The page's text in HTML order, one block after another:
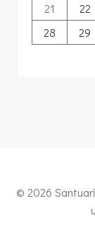
21
22
28
29
© 2026